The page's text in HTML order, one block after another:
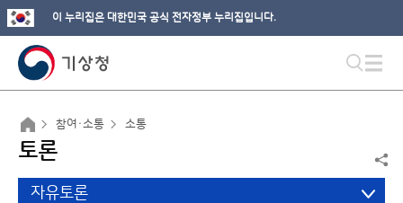
이 누리집은 대한민국 공식 전자정부 누리집입니다.
참여·소통 소통
토론
자유토론